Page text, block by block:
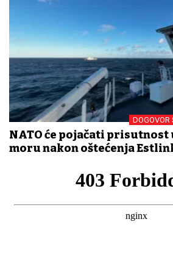
DOGOVOR
NATO će pojačati prisutnost
moru nakon oštećenja